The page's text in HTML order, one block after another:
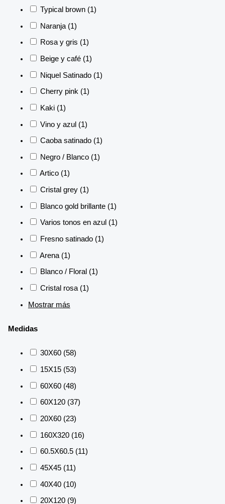
Typical brown (1)
Naranja (1)
Rosa y gris (1)
Beige y café (1)
Niquel Satinado (1)
Cherry pink (1)
Kaki (1)
Vino y azul (1)
Caoba satinado (1)
Negro / Blanco (1)
Artico (1)
Cristal grey (1)
Blanco gold brillante (1)
Varios tonos en azul (1)
Fresno satinado (1)
Arena (1)
Blanco / Floral (1)
Cristal rosa (1)
Mostrar más
Medidas
30X60 (58)
15X15 (53)
60X60 (48)
60X120 (37)
20X60 (23)
160X320 (16)
60.5X60.5 (11)
45X45 (11)
40X40 (10)
20X120 (9)